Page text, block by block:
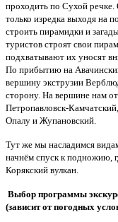
проходить по Сухой речке.
только изредка выходя на
строить пирамидки и
туристов строят свои
подхватывают их уносят
По прибытию на
вершину экструзии
сторону. На вершине нам
Петропавловск-
Опалу и Жупановский.
Тут же мы насладимся
начнём спуск к подножию,
Корякский вулкан.
Выбор программы
(зависит от погодных